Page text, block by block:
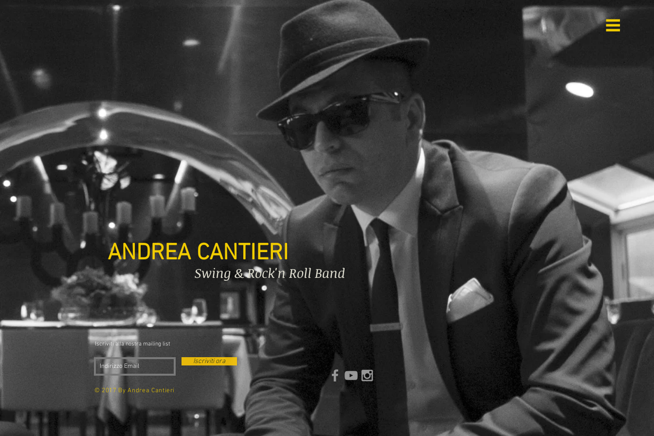
Swing & Rock'n Roll Band
ANDREA CANTIERI
Iscriviti alla nostra mailing list
Iscriviti ora
© 2017 By Andrea Cantieri